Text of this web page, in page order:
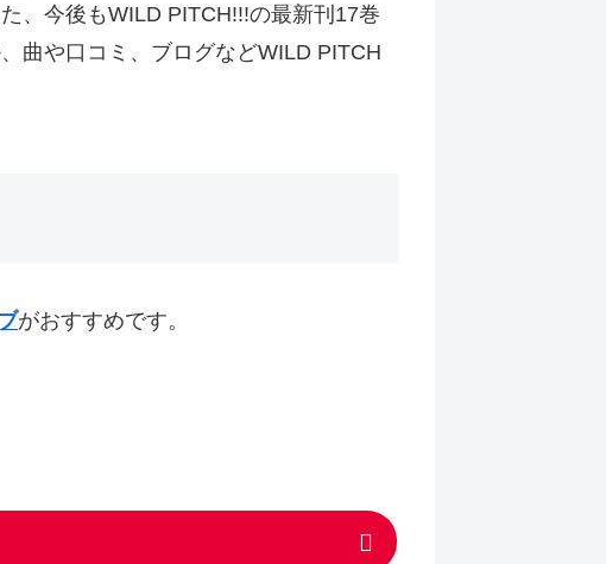
、今後もWILD PITCH!!!の最新刊17巻
曲や口コミ、ブログなどWILD PITCH
がおすすめです。